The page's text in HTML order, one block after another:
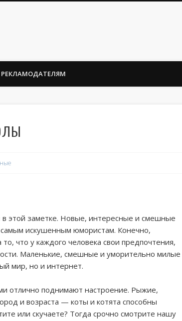
РЕКЛАМОДАТЕЛЯМ
этой заметке. Новые, интересные и смешные
искушенным юмористам. Конечно,
что у каждого человека свои предпочтения,
Маленькие, смешные и уморительно милые
мир, но и интернет.
отлично поднимают настроение. Рыжие,
и возраста — коты и котята способны
или скучаете? Тогда срочно смотрите нашу